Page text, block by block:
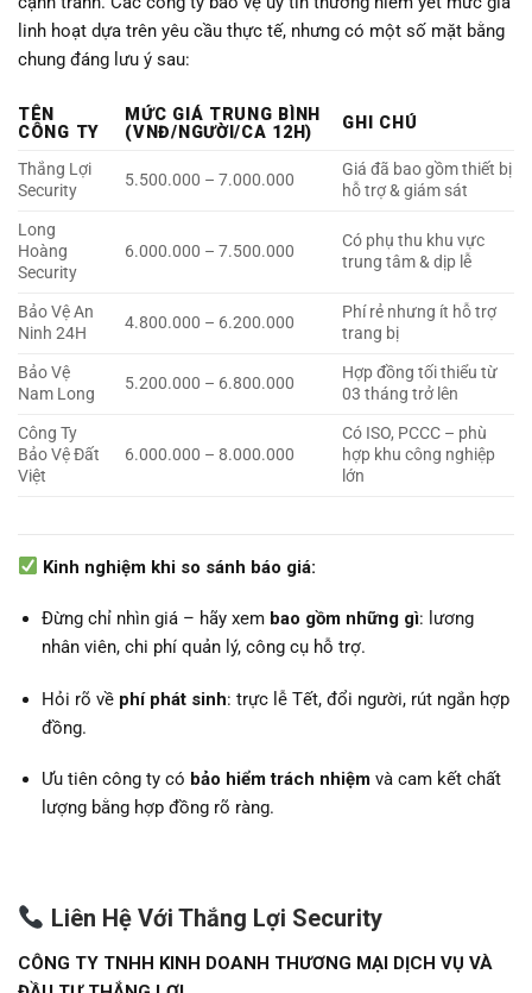
linh hoạt dựa trên yêu cầu thực tế, nhưng có một số mặt bằng
chung đáng lưu ý sau:
TÊN
CÔNG TY
MỨC GIÁ TRUNG BÌNH
(VNĐ/NGƯỜI/CA 12H)
GHI CHÚ
Thắng Lợi
Security
5.500.000 – 7.000.000
Giá đã bao gồm thiết bị
hỗ trợ & giám sát
Long
Hoàng
Security
6.000.000 – 7.500.000
Có phụ thu khu vực
trung tâm & dịp lễ
Bảo Vệ An
Ninh 24H
4.800.000 – 6.200.000
Phí rẻ nhưng ít hỗ trợ
trang bị
Bảo Vệ
Nam Long
5.200.000 – 6.800.000
Hợp đồng tối thiểu từ
03 tháng trở lên
Công Ty
Bảo Vệ Đất
Việt
6.000.000 – 8.000.000
Có ISO, PCCC – phù
hợp khu công nghiệp
lớn
Kinh nghiệm khi so sánh báo giá:
Đừng chỉ nhìn giá – hãy xem bao gồm những gì: lương
nhân viên, chi phí quản lý, công cụ hỗ trợ.
Hỏi rõ về phí phát sinh: trực lễ Tết, đổi người, rút ngắn hợp
đồng.
Ưu tiên công ty có bảo hiểm trách nhiệmvà cam kết chất
lượng bằng hợp đồng rõ ràng.
Liên Hệ Với Thắng Lợi Security
CÔNG TY TNHH KINH DOANH THƯƠNG MẠI DỊCH VỤ VÀ